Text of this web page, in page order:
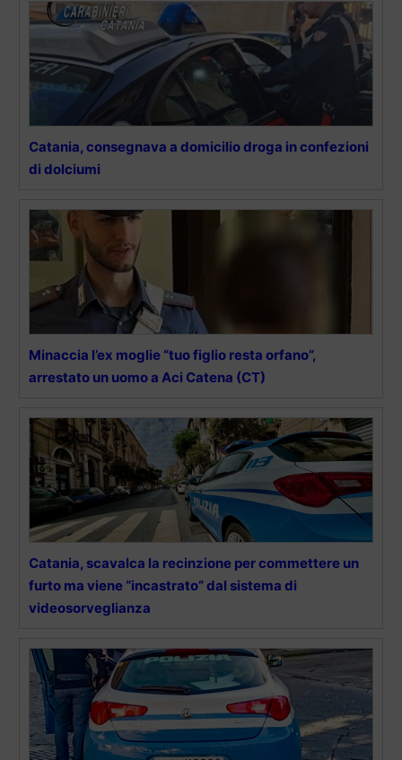
Catania, consegnava a domicilio droga in confezioni
di dolciumi
Minaccia l’ex moglie “tuo figlio resta orfano”,
arrestato un uomo a Aci Catena (CT)
Catania, scavalca la recinzione per commettere un
furto ma viene “incastrato” dal sistema di
videosorveglianza